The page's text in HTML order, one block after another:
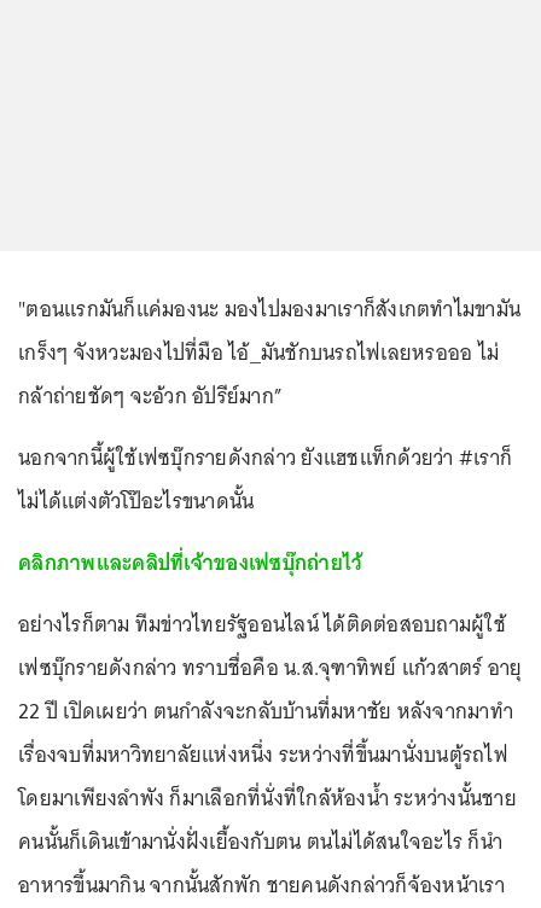
"ตอนแรกมันก็แค่มองนะ มองไปมองมาเราก็สังเกตทำไมขามัน
เกร็งๆ จังหวะมองไปที่มือ ไอ้_มันชักบนรถไฟเลยหรอออ ไม่
กล้าถ่ายชัดๆ จะอ้วก อัปรีย์มาก”
นอกจากนี้ผู้ใช้เฟซบุ๊กรายดังกล่าว ยังแฮชแท็กด้วยว่า #เราก็
ไม่ได้แต่งตัวโป๊อะไรขนาดนั้น
คลิกภาพและคลิปที่เจ้าของเฟซบุ๊กถ่ายไว้
อย่างไรก็ตาม ทีมข่าวไทยรัฐออนไลน์ ได้ติดต่อสอบถามผู้ใช้
เฟซบุ๊กรายดังกล่าว ทราบชื่อคือ น.ส.จุฑาทิพย์ แก้วสาตร์ อายุ
22 ปี เปิดเผยว่า ตนกำลังจะกลับบ้านที่มหาชัย หลังจากมาทำ
เรื่องจบที่มหาวิทยาลัยแห่งหนึ่ง ระหว่างที่ขึ้นมานั่งบนตู้รถไฟ
โดยมาเพียงลำพัง ก็มาเลือกที่นั่งที่ใกล้ห้องน้ำ ระหว่างนั้นชาย
คนนั้นก็เดินเข้ามานั่งฝั่งเยื้องกับตน ตนไม่ได้สนใจอะไร ก็นำ
อาหารขึ้นมากิน จากนั้นสักพัก ชายคนดังกล่าวก็จ้องหน้าเรา